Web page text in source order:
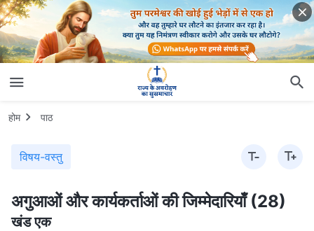
होम पाठ
विषय-वस्तु
अगुआओं और कार्यकर्ताओं की जिम्मेदारियाँ (28)
खंड एक